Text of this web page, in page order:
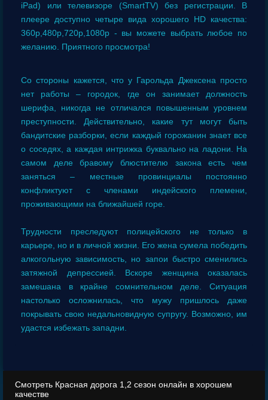
iPad) или телевизоре (SmartTV) без регистрации. В
плеере доступно четыре вида хорошего HD качества:
360p,480p,720p,1080p - вы можете выбрать любое по
желанию. Приятного просмотра!
Со стороны кажется, что у Гарольда Джексена просто
нет работы – городок, где он занимает должность
шерифа, никогда не отличался повышенным уровнем
преступности. Действительно, какие тут могут быть
бандитские разборки, если каждый горожанин знает все
о соседях, а каждая интрижка буквально на ладони. На
самом деле бравому блюстителю закона есть чем
заняться – местные провинциалы постоянно
конфликтуют с членами индейского племени,
проживающими на ближайшей горе.
Трудности преследуют полицейского не только в
карьере, но и в личной жизни. Его жена сумела победить
алкогольную зависимость, но запои быстро сменились
затяжной депрессией. Вскоре женщина оказалась
замешана в крайне сомнительном деле. Ситуация
настолько осложнилась, что мужу пришлось даже
покрывать свою недальновидную супругу. Возможно, им
удастся избежать западни.
Смотреть Красная дорога 1,2 сезон онлайн в хорошем
качестве